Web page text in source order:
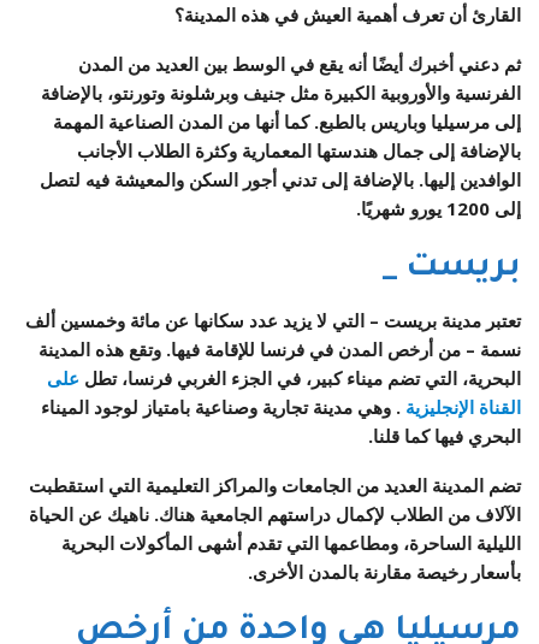
القارئ أن تعرف أهمية العيش في هذه المدينة؟
ثم دعني أخبرك أيضًا أنه يقع في الوسط بين العديد من المدن
الفرنسية والأوروبية الكبيرة مثل جنيف وبرشلونة وتورنتو، بالإضافة
إلى مرسيليا وباريس بالطبع. كما أنها من المدن الصناعية المهمة
بالإضافة إلى جمال هندستها المعمارية وكثرة الطلاب الأجانب
الوافدين إليها. بالإضافة إلى تدني أجور السكن والمعيشة فيه لتصل
إلى 1200 يورو شهريًا.
بريست _
تعتبر مدينة بريست – التي لا يزيد عدد سكانها عن مائة وخمسين ألف
نسمة – من أرخص المدن في فرنسا للإقامة فيها. وتقع هذه المدينة
البحرية، التي تضم ميناء كبير، في الجزء الغربي فرنسا، تطل على
القناة الإنجليزية . وهي مدينة تجارية وصناعية بامتياز لوجود الميناء
البحري فيها كما قلنا.
تضم المدينة العديد من الجامعات والمراكز التعليمية التي استقطبت
الآلاف من الطلاب لإكمال دراستهم الجامعية هناك. ناهيك عن الحياة
الليلية الساحرة، ومطاعمها التي تقدم أشهى المأكولات البحرية
بأسعار رخيصة مقارنة بالمدن الأخرى.
مرسيليا هي واحدة من أرخص